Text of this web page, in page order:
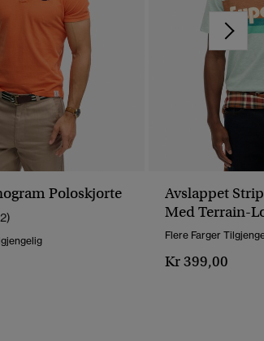
Poloskjorte
Avslappet
Med Terrain-
Flere Farger
Kr 399,00